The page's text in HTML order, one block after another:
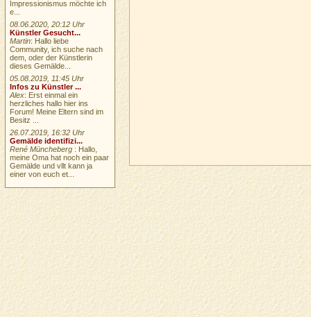
Impressionismus möchte ich
e...
08.06.2020, 20:12 Uhr
Künstler Gesucht...
Martin: Hallo liebe
Community, ich suche nach
dem, oder der Künstlerin
dieses Gemälde...
05.08.2019, 11:45 Uhr
Infos zu Künstler ...
Alex: Erst einmal ein
herzliches hallo hier ins
Forum! Meine Eltern sind im
Besitz ...
26.07.2019, 16:32 Uhr
Gemälde identifizi...
René Müncheberg : Hallo,
meine Oma hat noch ein paar
Gemälde und vllt kann ja
einer von euch et...